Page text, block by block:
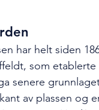
har helt siden
som
senere
av plassen og